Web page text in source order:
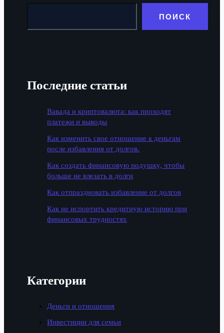
ПОИСК
Последние статьи
Вавада и криптовалюта: как проходят
платежи и выводы
Как изменить свое отношение к деньгам
после избавления от долгов.
Как создать финансовую подушку, чтобы
больше не влезать в долги
Как отпраздновать избавление от долгов
Как не испортить кредитную историю при
финансовых трудностях
Категории
Деньги и отношения
Инвестиции для семьи